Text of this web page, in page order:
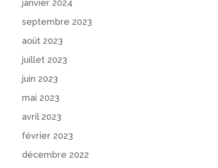
janvier 2024
septembre 2023
août 2023
juillet 2023
juin 2023
mai 2023
avril 2023
février 2023
décembre 2022